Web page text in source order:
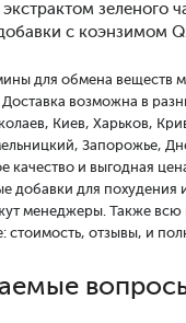
зеленого
с коэнзимом
для обмена веществ
возможна в
Киев, Харьков,
Запорожье,
качество и выгодная
добавки для похудения
менеджеры. Также
стоимость, отзывы, и